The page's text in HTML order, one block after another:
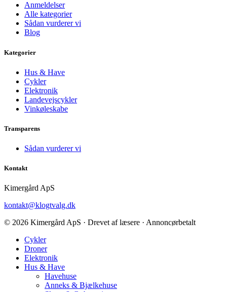
Anmeldelser
Alle kategorier
Sådan vurderer vi
Blog
Kategorier
Hus & Have
Cykler
Elektronik
Landevejscykler
Vinkøleskabe
Transparens
Sådan vurderer vi
Kontakt
Kimergård ApS
kontakt@klogtvalg.dk
© 2026 Kimergård ApS · Drevet af læsere · Annoncørbetalt
Cykler
Droner
Elektronik
Hus & Have
Havehuse
Anneks & Bjælkehuse